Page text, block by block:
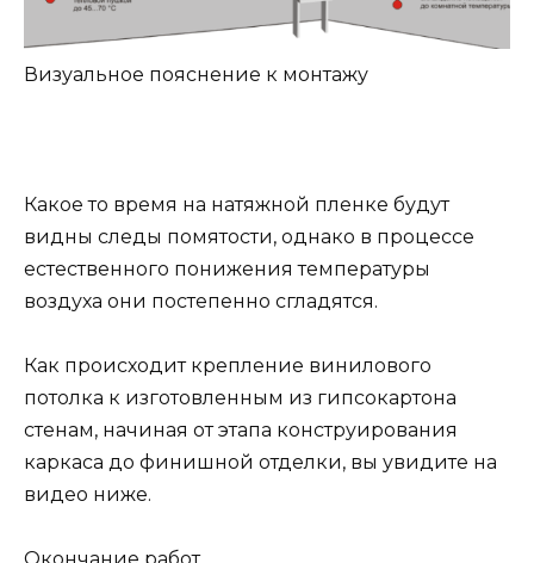
Визуальное пояснение к монтажу
Какое то время на натяжной пленке будут
видны следы помятости, однако в процессе
естественного понижения температуры
воздуха они постепенно сгладятся.
Как происходит крепление винилового
потолка к изготовленным из гипсокартона
стенам, начиная от этапа конструирования
каркаса до финишной отделки, вы увидите на
видео ниже.